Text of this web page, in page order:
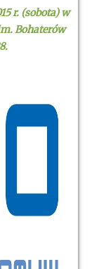
r. (sobota) w
Bohaterów